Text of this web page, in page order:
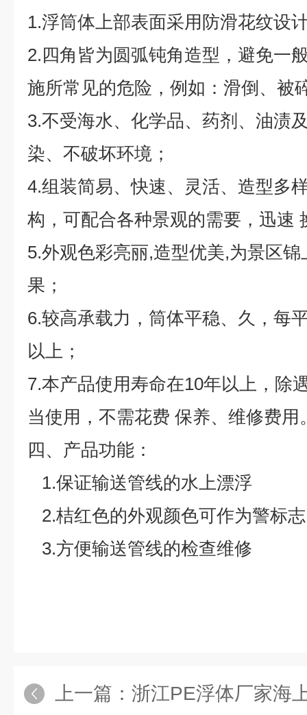
1.浮筒体上部表面采用防滑花纹设
2.四角皆为圆弧钝角造型，避免一
施所常见的危险，例如：滑倒、被
3.不受海水、化学品、药剂、油渍
染、不破坏环境；
4.组装简易、快速、灵活、造型多
构，可配合各种景观的需要，迅速
5.外观色彩亮丽,造型优美,为景区
果；
6.较高承载力，筒体平稳、久，每
以上；
7.本产品使用寿命在10年以上，除
当使用，不需花费 保养、维修费用
四、 产品功能：
1.保证输送管线的水上漂浮
2.桔红色的外观颜色可作为警标
3.方便输送管线的检查维修
上一篇： 浙江PE浮体厂家海